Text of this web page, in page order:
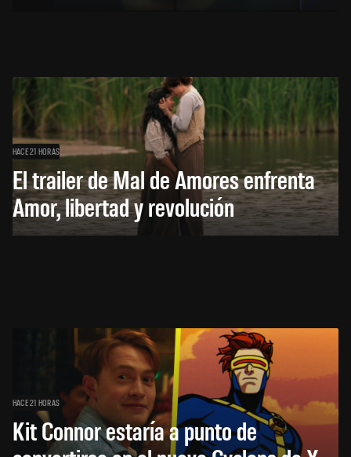
HACE 21 HORAS
El trailer de Mal de Amores enfrenta
Amor, libertad y revolución
HACE 21 HORAS
Kit Connor estaría a punto de